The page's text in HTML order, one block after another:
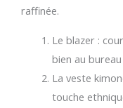
raffinée.
Le blazer :
bien au bureau
La veste
touche